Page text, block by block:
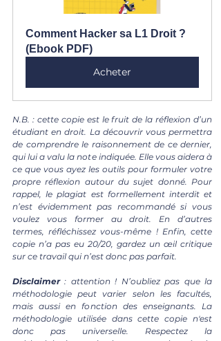
Comment Hacker sa L1 Droit ?
(Ebook PDF)
Acheter
N.B. : cette copie est le fruit de la réflexion d’un
étudiant en droit. La découvrir vous permettra
de comprendre le raisonnement de ce dernier,
qui lui a valu la note indiquée. Elle vous aidera à
ce que vous ayez les outils pour formuler votre
propre réflexion autour du sujet donné. Pour
rappel, le plagiat est formellement interdit et
n’est évidemment pas recommandé si vous
voulez vous former au droit. En d’autres
termes, réfléchissez vous-même ! Enfin, cette
copie n’a pas eu 20/20, gardez un œil critique
sur ce travail qui n’est donc pas parfait.
Disclaimer : attention ! N’oubliez pas que la
méthodologie peut varier selon les facultés,
mais aussi en fonction des enseignants. La
méthodologie utilisée dans cette copie n'est
donc pas universelle. Respectez la